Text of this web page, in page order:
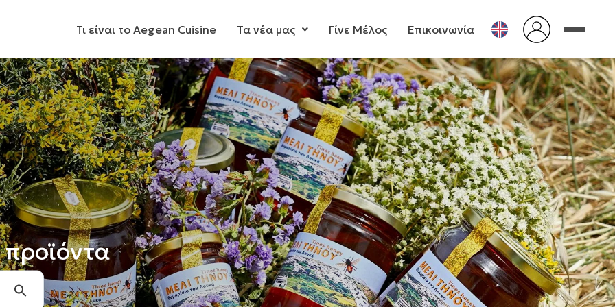
Τι είναι το Aegean Cuisine Τα νέα μας Γίνε Μέλος Επικοινωνία